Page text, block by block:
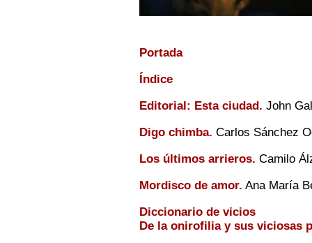
Portada
Índice
Editorial: Esta ciudad. John
Digo chimba. Carlos Sánchez
Los últimos arrieros. Camilo
Mordisco de amor. Ana María
Diccionario de vicios
De la onirofilia y sus viciosas